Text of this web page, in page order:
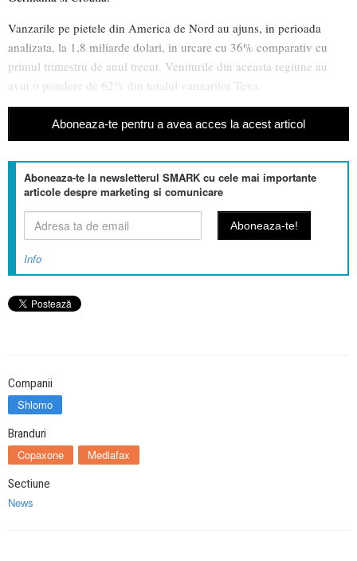
Vanzarile pe pietele din America de Nord au ajuns, in perioada
analizata, la 1,8 miliarde dolari, in urcare cu 36% comparativ cu
primul trimestru de anul trecut. Veniturile din aceasta regiune au
avut o pondere de 62% din totalul vanzarilor Teva.
Aboneaza-te pentru a avea acces la acest articol
Aboneaza-te la newsletterul SMARK cu cele mai importante
articole despre marketing si comunicare
Info
Companii
Shlomo
Branduri
Copaxone Mediafax
Sectiune
News